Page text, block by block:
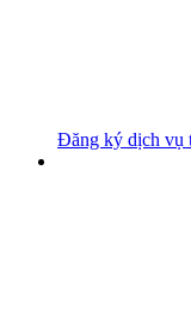
Đăng ký dịch vụ